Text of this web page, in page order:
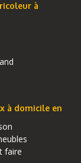
à
à domicile en
faire